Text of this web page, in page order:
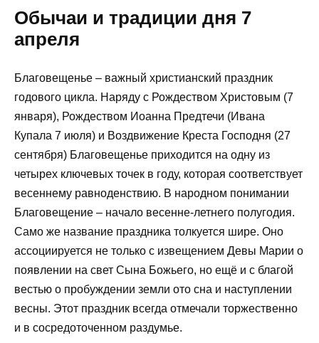
Обычаи и традиции дня 7
апреля
Благовещенье – важный христианский праздник
годового цикла. Наряду с Рождеством Христовым (7
января), Рождеством Иоанна Предтечи (Ивана
Купала 7 июля) и Воздвижение Креста Господня (27
сентября) Благовещенье приходится на одну из
четырех ключевых точек в году, которая соответствует
весеннему равноденствию. В народном понимании
Благовещение – начало весенне-летнего полугодия.
Само же название праздника толкуется шире. Оно
ассоциируется не только с извещением Девы Марии о
появлении на свет Сына Божьего, но ещё и с благой
вестью о пробуждении земли ото сна и наступлении
весны. Этот праздник всегда отмечали торжественно
и в сосредоточенном раздумье.